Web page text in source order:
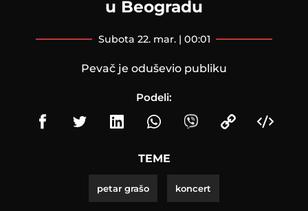
u Beogradu
subota 22. mar. | 00:01
Pevač je oduševio publiku
Podeli:
TEME
petar grašo koncert